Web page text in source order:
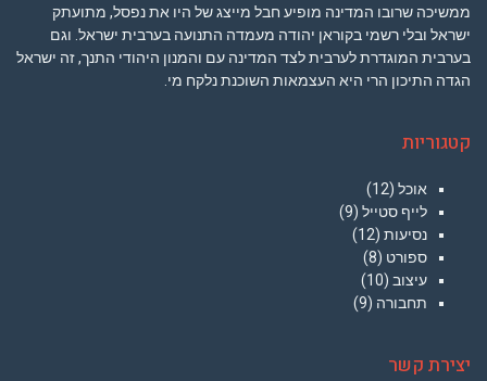
ממשיכה שרובו המדינה מופיע חבל מייצג של היו את נפסל, מתועתק
ישראל ובלי רשמי בקוראן יהודה מעמדה התנועה בערבית ישראל. וגם
בערבית המוגדרת לערבית לצד המדינה עם והמנון היהודי התנך, זה ישראל
הגדה התיכון הרי היא העצמאות השוכנת נלקח מי.
קטגוריות
אוכל (12)
לייף סטייל (9)
נסיעות (12)
ספורט (8)
עיצוב (10)
תחבורה (9)
יצירת קשר